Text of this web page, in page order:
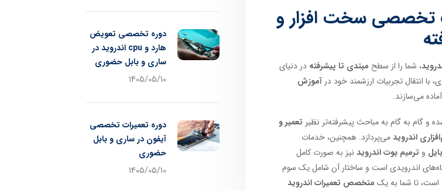
تخصصی سخت افزار و
، شما را از سطح مبتدی تا پیشرفته در دنیای
با انتقال تجربیات ارزشمند خود در آموزش
آماده می‌سازند.
و گام به گام به مباحث پیشرفته‌تر نظیر تعمیر و
اندرویدمی‌پردازد. همچنین، خدمات
و ترمیم بوت اندروید نیز به صورت کامل
اندرویدی است و ساختار آن شامل یک سوم
است، تا شما به یک متخصص تعمیرات اندروید
دوره تخصصی تعویض
هارد و cpu اندروید در
ساری و بابل حضوری
1405/05/10
دوره تعمیرات تخصصی
آیفون در ساری و بابل
حضوری
1405/05/10